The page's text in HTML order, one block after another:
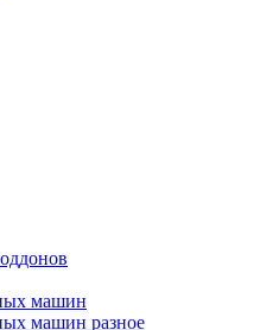
машин
машин разное